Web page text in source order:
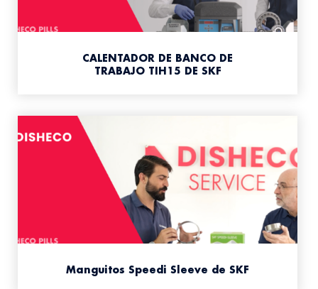
CALENTADOR DE BANCO DE
TRABAJO TIH15 DE SKF
Manguitos Speedi Sleeve de SKF